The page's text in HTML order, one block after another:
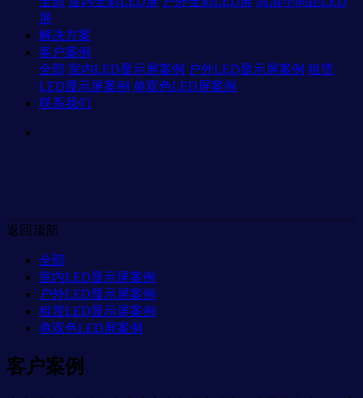
屏
解决方案
客户案例
全部 室内LED显示屏案例 户外LED显示屏案例 租赁
LED显示屏案例 单双色LED屏案例
联系我们
返回顶部
全部
室内LED显示屏案例
户外LED显示屏案例
租赁LED显示屏案例
单双色LED屏案例
客户案例